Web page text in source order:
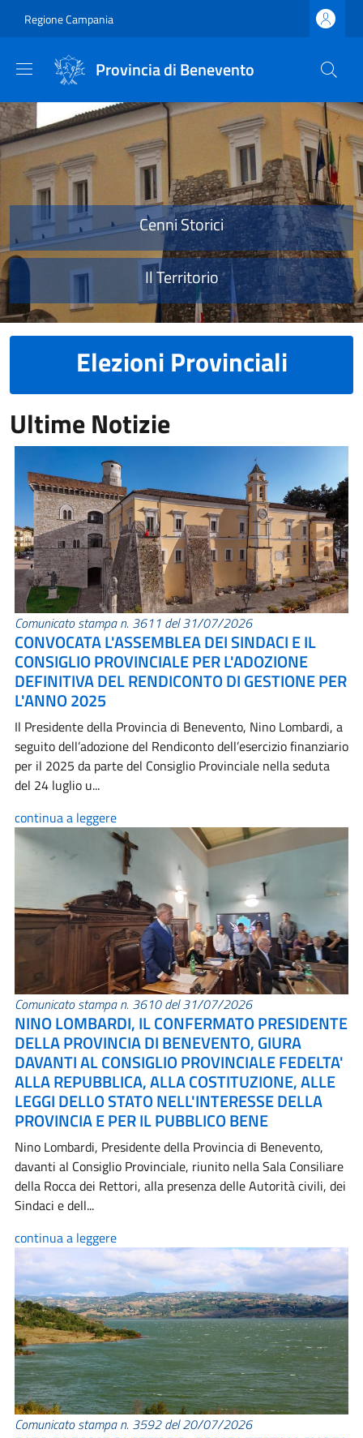
Regione Campania
Provincia di Benevento
Provincia di Benevento
Cenni Storici
Il Territorio
Elezioni Provinciali
Ultime Notizie
Comunicato stampa n. 3611 del 31/07/2026
CONVOCATA L'ASSEMBLEA DEI SINDACI E IL
CONSIGLIO PROVINCIALE PER L'ADOZIONE
DEFINITIVA DEL RENDICONTO DI GESTIONE PER
L'ANNO 2025
Il Presidente della Provincia di Benevento, Nino Lombardi, a
seguito dell’adozione del Rendiconto dell’esercizio finanziario
per il 2025 da parte del Consiglio Provinciale nella seduta
del 24 luglio u...
continua a leggere
Comunicato stampa n. 3610 del 31/07/2026
NINO LOMBARDI, IL CONFERMATO PRESIDENTE
DELLA PROVINCIA DI BENEVENTO, GIURA
DAVANTI AL CONSIGLIO PROVINCIALE FEDELTA'
ALLA REPUBBLICA, ALLA COSTITUZIONE, ALLE
LEGGI DELLO STATO NELL'INTERESSE DELLA
PROVINCIA E PER IL PUBBLICO BENE
Nino Lombardi, Presidente della Provincia di Benevento,
davanti al Consiglio Provinciale, riunito nella Sala Consiliare
della Rocca dei Rettori, alla presenza delle Autorità civili, dei
Sindaci e dell...
continua a leggere
Comunicato stampa n. 3592 del 20/07/2026